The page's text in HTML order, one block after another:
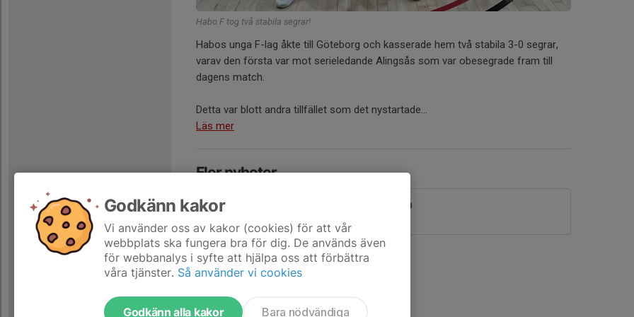
Habo F tog två stabila segrar!
Habos unga F-lag åkte till Göteborg och kasserade hem två stabila 3-0 segrar,
varav den första var mot serieledande Alingsås som var obesegrade fram till
dagens match.
Detta var blott andra tillfället som det nystartade...
Läs mer
Fler nyheter
Två poäng för F-laget i premiären
Godkänn kakor
Vi använder oss av kakor (cookies) för att vår
webbplats ska fungera bra för dig. De används även
för webbanalys i syfte att hjälpa oss att förbättra
våra tjänster. Så använder vi cookies
Godkänn alla kakor Bara nödvändiga